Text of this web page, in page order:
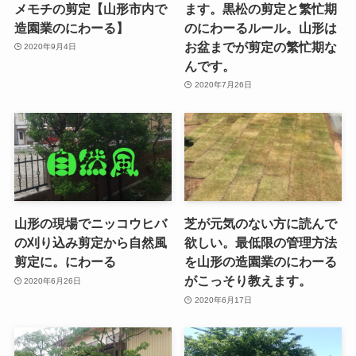
メモチの剪定【山形市内で
造園業のにわーる】
2020年9月4日
ます。黒松の剪定と繁忙期
のにわーるルール。山形は
お盆までが剪定の繁忙期な
んです。
2020年7月26日
山形の現場でニッコウヒバ
の刈り込み剪定から自然風
剪定に。にわーる
2020年6月26日
芝が元気のない方に読んで
欲しい。最低限の管理方法
を山形の造園業のにわーる
がこっそり教えます。
2020年6月17日